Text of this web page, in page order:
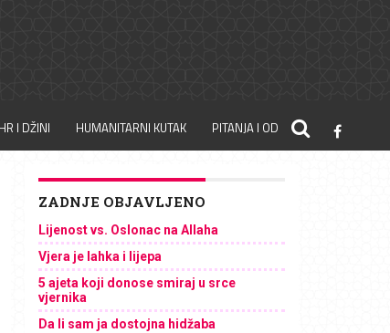
I DŽINI HUMANITARNI KUTAK PITANJA I ODGOVORI
ZADNJE OBJAVLJENO
Lijenost vs. Oslonac na Allaha
Vjera je lahka i lijepa
5 ajeta koji donose smiraj u srce
vjernika
Da li sam ja dostojna hidžaba